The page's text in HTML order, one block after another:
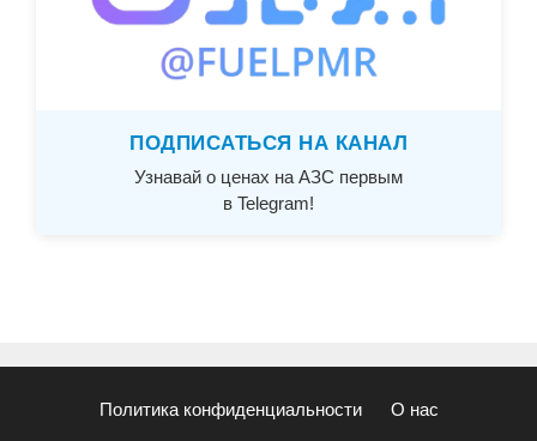
ПОДПИСАТЬСЯ НА КАНАЛ
Узнавай о ценах на АЗС первым
в Telegram!
Политика конфиденциальности О нас